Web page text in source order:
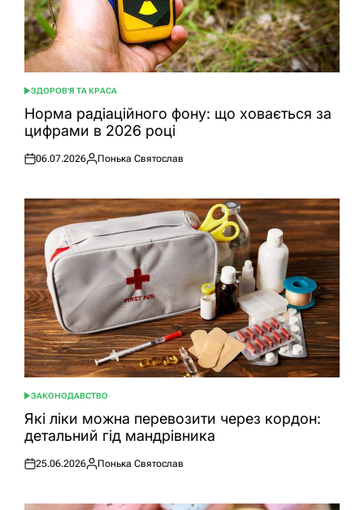
ОПУБЛІКУВАТИ
У
ЗДОРОВ'Я ТА КРАСА
Норма радіаційного фону: що ховається за
цифрами в 2026 році
Оприлюднено
06.07.2026
Опубліковано
Понька Святослав
ОПУБЛІКУВАТИ
У
ЗАКОНОДАВСТВО
Які ліки можна перевозити через кордон:
детальний гід мандрівника
Оприлюднено
25.06.2026
Опубліковано
Понька Святослав